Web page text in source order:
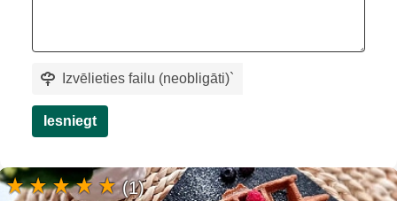
Izvēlieties failu (neobligāti)`
Iesniegt
(1)